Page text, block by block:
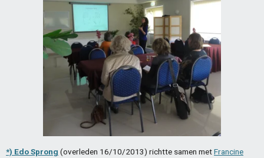
*) Edo Sprong (overleden 16/10/2013) richtte samen metFrancine